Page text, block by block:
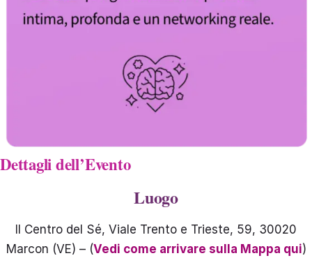
Dettagli dell’Evento
Luogo
Il Centro del Sé, Viale Trento e Trieste, 59, 30020
Marcon (VE) – (Vedi come arrivare sulla Mappa qui)